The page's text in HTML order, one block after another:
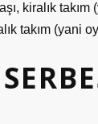
kiralık
takım (yani